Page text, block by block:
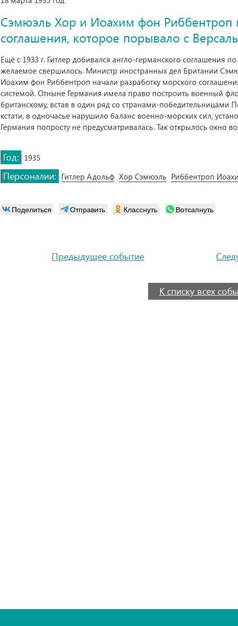
Сэмюэль Хор и Иоахим фон Риббентроп
соглашения, которое порывало с
Ещё с 1933 г. Гитлер добивался англо-германского соглашения
желаемое свершилось. Министр иностранных дел Британии
Иоахим фон Риббентроп начали разработку морского
системой. Отныне Германия имела право построить военный
британскому, встав в один ряд со странами-
кстати, в одночасье нарушило баланс военно-морских сил,
Германия попросту не предусматривалась. Так открылось окно
Год: 1935
Персоналии: Гитлер Адольф Хор Сэмюэль Риббентроп
Поделиться Отправить Класснуть Вотсапнуть
Предыдущее событие
К списку всех